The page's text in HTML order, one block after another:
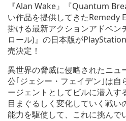
『Alan Wake』『Quantum
い作品を提供してきた
掛ける最新アクションアドベン
ロール)』の日本版が
売決定！
異世界の脅威に侵略されたニュ
公｢ジェシー・フェイデン｣は自
ージェントとしてビルに潜入す
目まぐるしく変化していく戦
能力を駆使して、これに挑んで